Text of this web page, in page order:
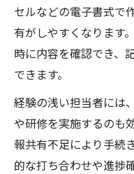
セルなどの電子書式で
有がしやすくなります
時に内容を確認でき、
できます。
経験の浅い担当者には
や研修を実施するのも
報共有不足により手続
的な打ち合わせや進捗